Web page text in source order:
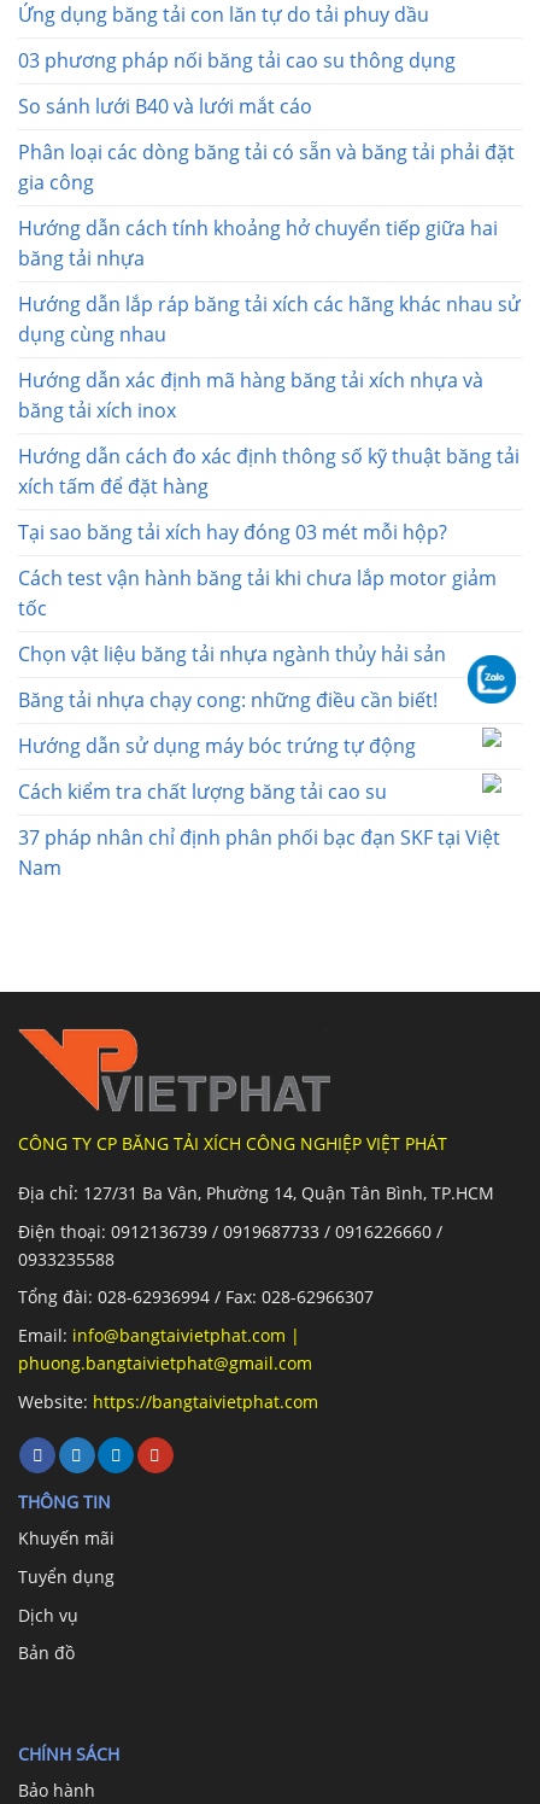
Ứng dụng băng tải con lăn tự do tải phuy dầu
03 phương pháp nối băng tải cao su thông dụng
So sánh lưới B40 và lưới mắt cáo
Phân loại các dòng băng tải có sẵn và băng tải phải đặt
gia công
Hướng dẫn cách tính khoảng hở chuyển tiếp giữa hai
băng tải nhựa
Hướng dẫn lắp ráp băng tải xích các hãng khác nhau sử
dụng cùng nhau
Hướng dẫn xác định mã hàng băng tải xích nhựa và
băng tải xích inox
Hướng dẫn cách đo xác định thông số kỹ thuật băng tải
xích tấm để đặt hàng
Tại sao băng tải xích hay đóng 03 mét mỗi hộp?
Cách test vận hành băng tải khi chưa lắp motor giảm
tốc
Chọn vật liệu băng tải nhựa ngành thủy hải sản
Băng tải nhựa chạy cong: những điều cần biết!
Hướng dẫn sử dụng máy bóc trứng tự động
Cách kiểm tra chất lượng băng tải cao su
37 pháp nhân chỉ định phân phối bạc đạn SKF tại Việt
Nam
CÔNG TY CP BĂNG TẢI XÍCH CÔNG NGHIỆP VIỆT PHÁT
Địa chỉ: 127/31 Ba Vân, Phường 14, Quận Tân Bình, TP.HCM
Điện thoại: 0912136739 / 0919687733 / 0916226660 /
0933235588
Tổng đài: 028-62936994 / Fax: 028-62966307
Email: info@bangtaivietphat.com |
phuong.bangtaivietphat@gmail.com
Website: https://bangtaivietphat.com
THÔNG TIN
Khuyến mãi
Tuyển dụng
Dịch vụ
Bản đồ
CHÍNH SÁCH
Bảo hành